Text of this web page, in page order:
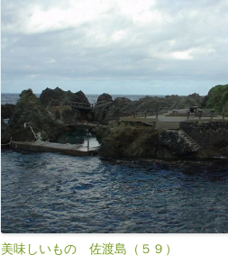
美味しいもの 佐渡島（５９）